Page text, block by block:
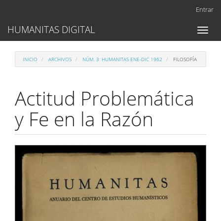
Contenido
principal
lateral
Entrar
Toggle
HUMANITAS DIGITAL
INICIO ARCHIVOS NÚM. 3: HUMANITAS ENE-DIC 1962 FILOSOFÍA
Actitud Problemática
y Fe en la Razón
Barra
lateral
artículo